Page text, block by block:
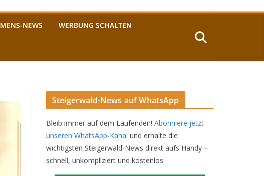
NEWS WERBUNG SCHALTEN
Steigerwald-News auf WhatsApp
Bleib immer auf dem Laufenden! Abonniere jetzt
unseren WhatsApp-Kanal und erhalte die
wichtigsten Steigerwald-News direkt aufs Handy –
schnell, unkompliziert und kostenlos.